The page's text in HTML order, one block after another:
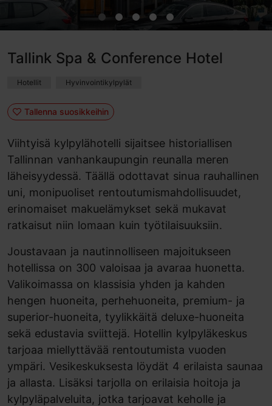
Tallink Spa & Conference Hotel
Hotellit Hyvinvointikylpylät
Tallenna suosikkeihin
Viihtyisä kylpylähotelli sijaitsee historiallisen
Tallinnan vanhankaupungin reunalla meren
läheisyydessä. Täällä odottavat sinua rauhallinen
uni, monipuoliset rentoutumismahdollisuudet,
erinomaiset makuelämykset sekä mukavat
ratkaisut niin lomaan kuin työtilaisuuksiin.
Joustavaan ja nautinnolliseen majoitukseen
hotellissa on 300 valoisaa ja avaraa huonetta.
Valikoimassa on klassisia yhden ja kahden
hengen huoneita, perhehuoneita, premium- ja
superior-huoneita, tyylikkäitä deluxe-huoneita
sekä edustavia sviittejä. Hotellin kylpyläkeskus
tarjoaa miellyttävää rentoutumista vuoden
ympäri. Vesikeskuksesta löydät 4 erilaista saunaa
ja allasta. Lisäksi tarjolla on erilaisia hoitoja ja
kylpyläpalveluita, jotka tarjoavat keholle ja